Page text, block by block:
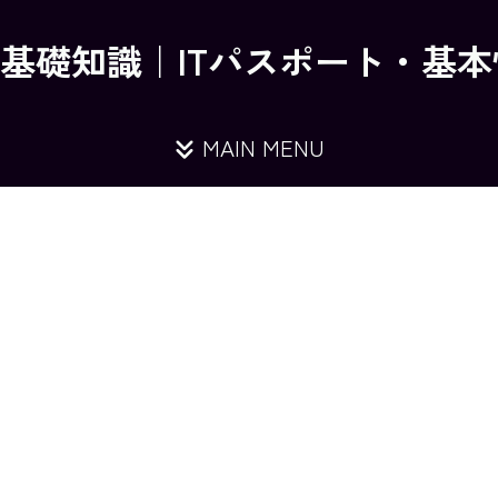
礎知識｜ITパスポート・基
MAIN MENU